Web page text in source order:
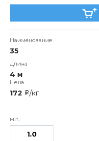
35
4 м
172 i/кг